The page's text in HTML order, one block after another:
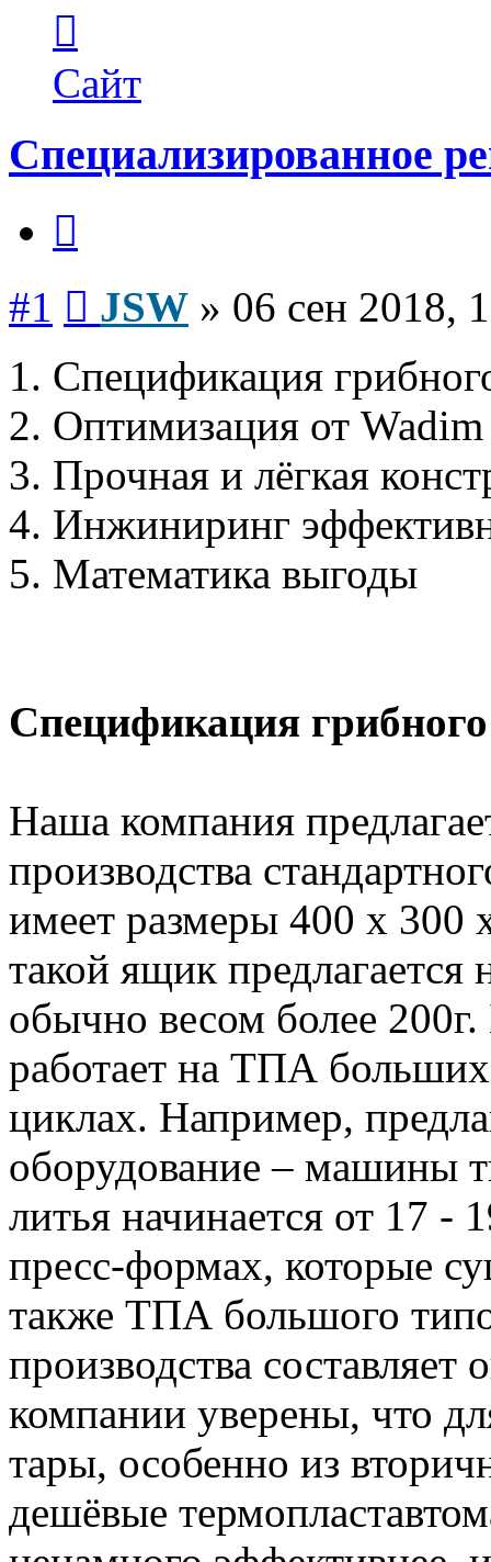
пользователя
JSW
Сайт
Специализированное
#1 JSW » 06 сен 2018,
1. Спецификация
2. Оптимизация от Wadim
3. Прочная и лёгкая
4. Инжиниринг
5. Математика выгоды
Спецификация
Наша компания
производства
имеет размеры 400 х
такой ящик
обычно весом более
работает на ТПА
циклах. Например,
оборудование – машины
литья начинается от 17 -
пресс-формах, которые
также ТПА большого
производства
компании уверены, что
тары, особенно из
дешёвые